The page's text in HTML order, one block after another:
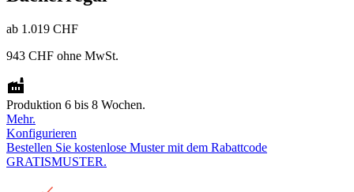
ab 1.019 CHF
943 CHF ohne MwSt.
Produktion 6 bis 8 Wochen.
Mehr.
Konfigurieren
Bestellen Sie kostenlose Muster mit dem Rabattcode
GRATISMUSTER.